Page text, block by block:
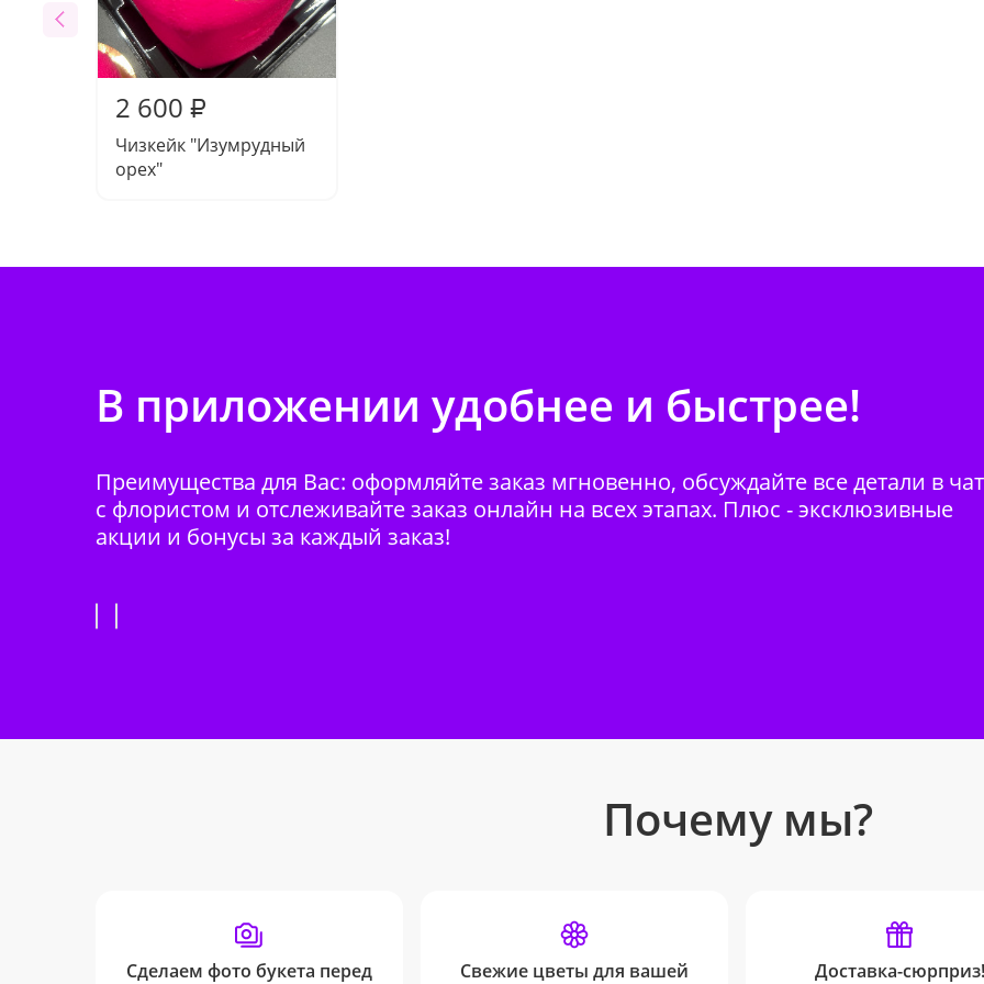
2 600 ₽
Чизкейк "Изумрудный
орех"
В приложении удобнее и быстрее!
Преимущества для Вас: оформляйте заказ мгновенно, обсуждайте все детали в
с флористом и отслеживайте заказ онлайн на всех этапах. Плюс - эксклюзивные
акции и бонусы за каждый заказ!
Почему мы?
Сделаем фото букета перед
Свежие цветы для вашей
Доставка-сюрприз!